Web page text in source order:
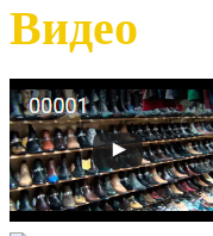
Видео